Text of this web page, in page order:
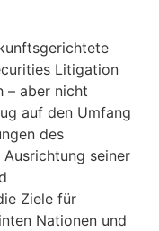
Litigation
– aber nicht
auf den Umfang
des
seiner
Ziele für
Nationen und